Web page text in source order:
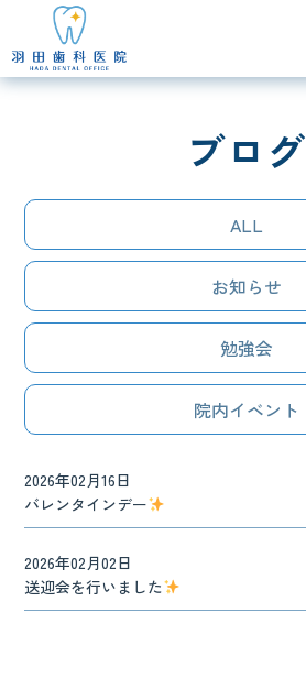
ブログ
ALL
お知らせ
勉強会
院内イベント
2026年02月16日
バレンタインデー
2026年02月02日
送迎会を行いました